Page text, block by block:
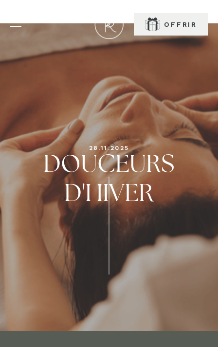
RÉSERVER
OFFRIR
28.11.2025
DOUCEURS
D'HIVER